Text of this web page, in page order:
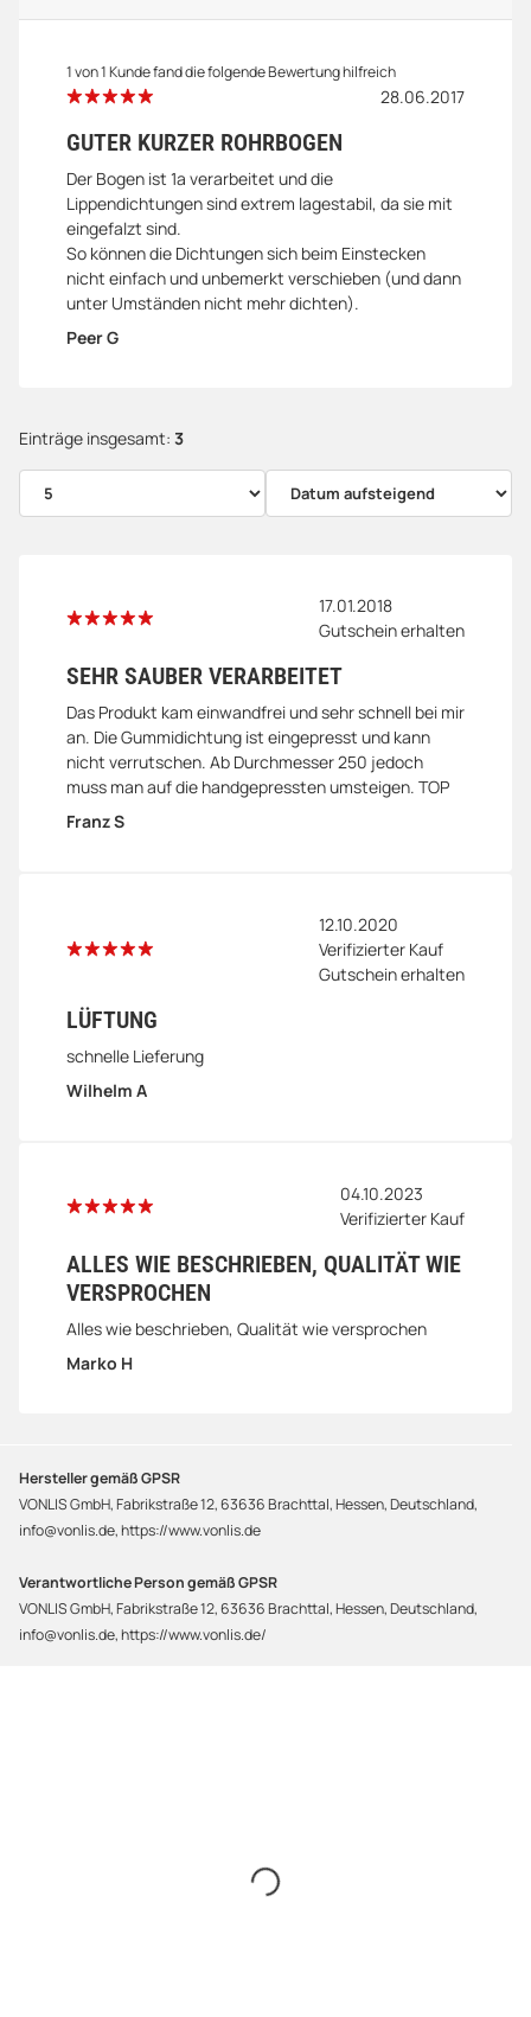
1 von 1 Kunde fand die folgende Bewertung hilfreich
28.06.2017
GUTER KURZER ROHRBOGEN
Der Bogen ist 1a verarbeitet und die
Lippendichtungen sind extrem lagestabil, da sie mit
eingefalzt sind.
So können die Dichtungen sich beim Einstecken
nicht einfach und unbemerkt verschieben (und dann
unter Umständen nicht mehr dichten).
Peer G
Einträge insgesamt: 3
17.01.2018
Gutschein erhalten
SEHR SAUBER VERARBEITET
Das Produkt kam einwandfrei und sehr schnell bei mir
an. Die Gummidichtung ist eingepresst und kann
nicht verrutschen. Ab Durchmesser 250 jedoch
muss man auf die handgepressten umsteigen. TOP
Franz S
12.10.2020
Verifizierter Kauf
Gutschein erhalten
LÜFTUNG
schnelle Lieferung
Wilhelm A
04.10.2023
Verifizierter Kauf
ALLES WIE BESCHRIEBEN, QUALITÄT WIE
VERSPROCHEN
Alles wie beschrieben, Qualität wie versprochen
Marko H
Hersteller gemäß GPSR
VONLIS GmbH, Fabrikstraße 12, 63636 Brachttal, Hessen, Deutschland,
info@vonlis.de, https://www.vonlis.de
Verantwortliche Person gemäß GPSR
VONLIS GmbH, Fabrikstraße 12, 63636 Brachttal, Hessen, Deutschland,
info@vonlis.de, https://www.vonlis.de/